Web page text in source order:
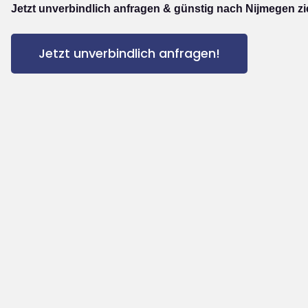
Jetzt unverbindlich anfragen & günstig nach Nijmegen
Jetzt unverbindlich anfragen!